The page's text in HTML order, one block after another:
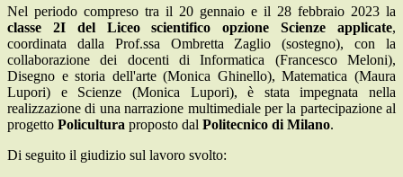
Nel periodo compreso tra il 20 gennaio e il 28 febbraio 2023 la
classe 2I del Liceo scientifico opzione Scienze applicate,
coordinata dalla Prof.ssa Ombretta Zaglio (sostegno), con la
collaborazione dei docenti di Informatica (Francesco Meloni),
Disegno e storia dell'arte (Monica Ghinello), Matematica (Maura
Lupori) e Scienze (Monica Lupori), è stata impegnata nella
realizzazione di una narrazione multimediale per la partecipazione al
progetto Policultura proposto dal Politecnico di Milano.
Di seguito il giudizio sul lavoro svolto: